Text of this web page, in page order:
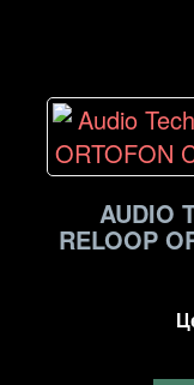
AUDIO
RELOOP